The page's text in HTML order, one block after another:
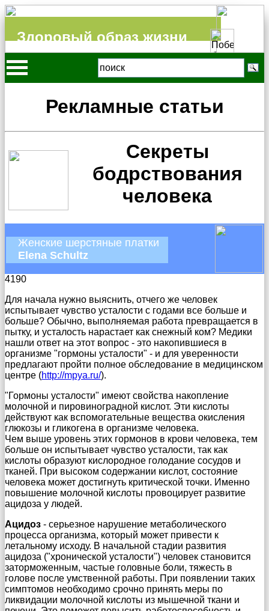
Здоровый образ жизни
Рекламные статьи
Секреты
бодрствования
человека
Женские шерстяные платки
Elena Schultz
4190
Для начала нужно выяснить, отчего же человек
испытывает чувство усталости с годами все больше и
больше? Обычно, выполняемая работа превращается в
пытку, и усталость нарастает как снежный ком? Медики
нашли ответ на этот вопрос - это накопившиеся в
организме "гормоны усталости" - и для уверенности
предлагают пройти полное обследование в медицинском
центре (http://mpya.ru/).
"Гормоны усталости" имеют свойства накопление
молочной и пировиноградной кислот. Эти кислоты
действуют как вспомогательные вещества окисления
глюкозы и гликогена в организме человека.
Чем выше уровень этих гормонов в крови человека, тем
больше он испытывает чувство усталости, так как
кислоты образуют кислородное голодание сосудов и
тканей. При высоком содержании кислот, состояние
человека может достигнуть критической точки. Именно
повышение молочной кислоты провоцирует развитие
ацидоза у людей.
Ацидоз - серьезное нарушение метаболического
процесса организма, который может привести к
летальному исходу. В начальной стадии развития
ацидоза ("хронической усталости") человек становится
заторможенным, частые головные боли, тяжесть в
голове после умственной работы. При появлении таких
симптомов необходимо срочно принять меры по
ликвидации молочной кислоты из мышечной ткани и